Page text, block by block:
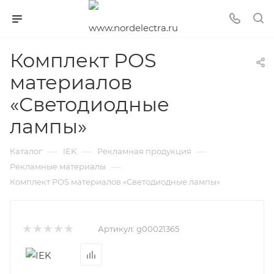
Комплект POS
материалов
«Светодиодные
лампы»
Каталог — IEK — Рекламная продукция —
Рекламные материалы —
Комплект POS материалов «Светодиодные лампы»
Артикул: g00021365